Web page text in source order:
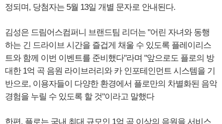
정되며, 당첨자는 5월 13일 개별 문자로 안내된다.
김성은 드림어스컴퍼니 브랜드팀 리더는 "어린 자녀와 동행
하는 긴 드라이브 시간을 즐겁게 채울 수 있도록 플레이리스
트와 함께 이번 이벤트를 준비했다"라며 "앞으로도 플로의 방
대한 1억 곡 음원 라이브러리와 카 인포테인먼트 시스템을 기
반으로, 이용자들이 다양한 환경에서 플로만의 차별화된 음악
경험을 누릴 수 있도록 할 것"이라고 말했다
한편, 플로는 국내 최대 규모인 1억 곡 이상의 음원을 서비스